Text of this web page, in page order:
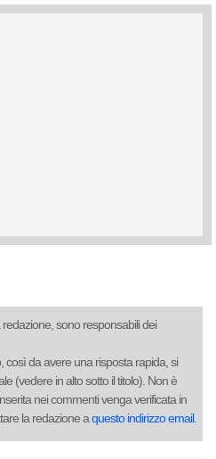
sono responsabili dei
così da avere una risposta rapida, si
(vedere in alto sotto il titolo). Non è
nei commenti venga verificata in
la redazione aquesto indirizzo email.